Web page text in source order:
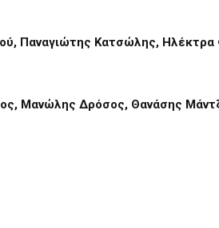
Παναγιώτης Κατσώλης, Ηλέκτρα
Μανώλης Δρόσος, Θανάσης